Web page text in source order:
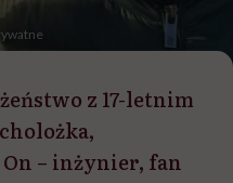
z 17-letnim
– inżynier, fan